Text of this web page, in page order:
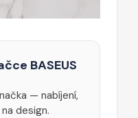
BASEUS
— nabíjení,
design.